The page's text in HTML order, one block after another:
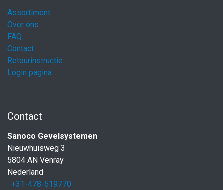
Assortiment
Over ons
FAQ
Contact
Retourinstructie
Login pagina
Contact
Sanoco Gevelsystemen
Nieuwhuisweg 3
5804 AN Venray
Nederland
+31-478-519770